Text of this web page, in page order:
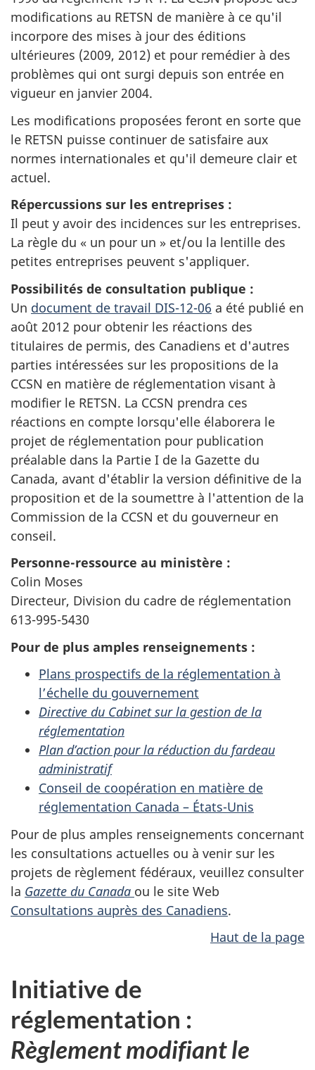
modifications au RETSN de manière à ce qu'il
incorpore des mises à jour des éditions
ultérieures (2009, 2012) et pour remédier à des
problèmes qui ont surgi depuis son entrée en
vigueur en janvier 2004.
Les modifications proposées feront en sorte que
le RETSN puisse continuer de satisfaire aux
normes internationales et qu'il demeure clair et
actuel.
Répercussions sur les entreprises :
Il peut y avoir des incidences sur les entreprises.
La règle du « un pour un » et/ou la lentille des
petites entreprises peuvent s'appliquer.
Possibilités de consultation publique :
Un document de travail DIS-12-06 a été publié en
août 2012 pour obtenir les réactions des
titulaires de permis, des Canadiens et d'autres
parties intéressées sur les propositions de la
CCSN en matière de réglementation visant à
modifier le RETSN. La CCSN prendra ces
réactions en compte lorsqu'elle élaborera le
projet de réglementation pour publication
préalable dans la Partie I de la Gazette du
Canada, avant d'établir la version définitive de la
proposition et de la soumettre à l'attention de la
Commission de la CCSN et du gouverneur en
conseil.
Personne-ressource au ministère :
Colin Moses
Directeur, Division du cadre de réglementation
613-995-5430
Pour de plus amples renseignements :
Plans prospectifs de la réglementation à
l’échelle du gouvernement
Directive du Cabinet sur la gestion de la
réglementation
Plan d’action pour la réduction du fardeau
administratif
Conseil de coopération en matière de
réglementation Canada – États-Unis
Pour de plus amples renseignements concernant
les consultations actuelles ou à venir sur les
projets de règlement fédéraux, veuillez consulter
la Gazette du Canada ou le site Web
Consultations auprès des Canadiens.
Haut de la page
Initiative de
réglementation :
Règlement modifiant le